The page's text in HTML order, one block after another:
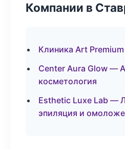
Компании в
Клиника Art
Center Aura Glow —
косметология
Esthetic Luxe Lab —
эпиляция и